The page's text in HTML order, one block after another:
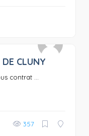
0
CLUNY
contrat ...
357